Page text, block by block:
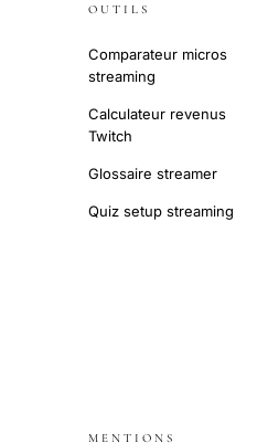
OUTILS
Comparateur micros
streaming
Calculateur revenus
Twitch
Glossaire streamer
Quiz setup streaming
MENTIONS